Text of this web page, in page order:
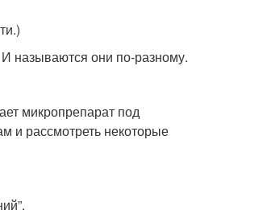
называются они по-разному.
микропрепарат под
и рассмотреть некоторые